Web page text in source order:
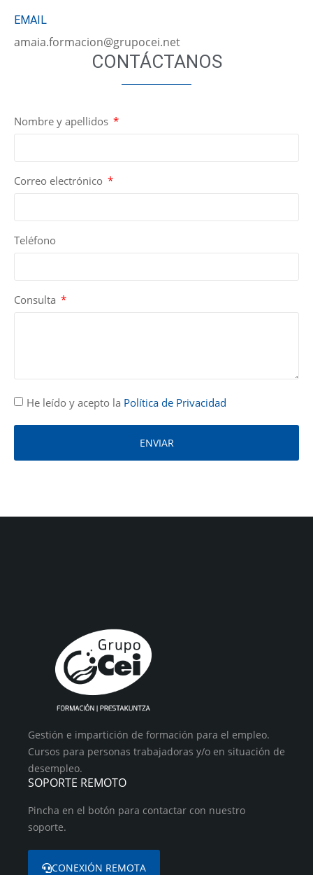
EMAIL
amaia.formacion@grupocei.net
CONTÁCTANOS
Nombre y apellidos
Correo electrónico
Teléfono
Consulta
He leído y acepto la Política de Privacidad
ENVIAR
Gestión e impartición de formación para el empleo.
Cursos para personas trabajadoras y/o en situación de
desempleo.
SOPORTE REMOTO
Pincha en el botón para contactar con nuestro
soporte.
CONEXIÓN REMOTA